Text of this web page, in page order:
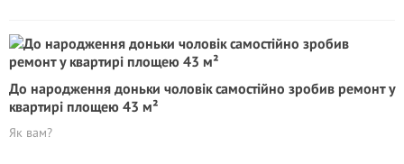
До народження доньки чоловік самостійно зробив ремонт у
квартирі площею 43 м²
Як вам?